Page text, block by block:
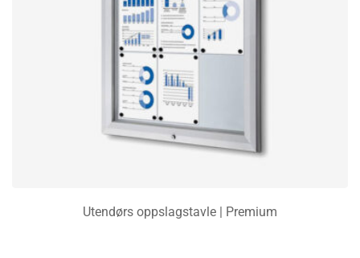
Utendørs oppslagstavle | Premium